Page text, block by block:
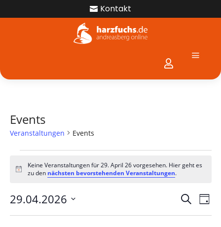
 Kontakt

a
Events
Veranstaltungen Events
Veranstaltungen
für
April
26
Hinweis
Keine Veranstaltungen für 29. April 26 vorgesehen. Hier geht es
zu den nächsten bevorstehenden Veranstaltungen.
Suche
SucheTag
29.04.2026
Datum